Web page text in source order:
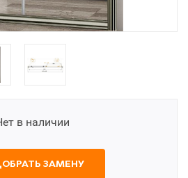
в наличии
ЗАМЕНУ